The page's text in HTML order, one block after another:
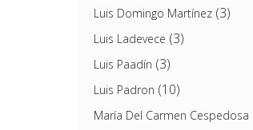
Luis Domingo Martínez(3)
Luis Ladevece (3)
Luis Paadín (3)
Luis Padron (10)
María Del Carmen Cespedosa